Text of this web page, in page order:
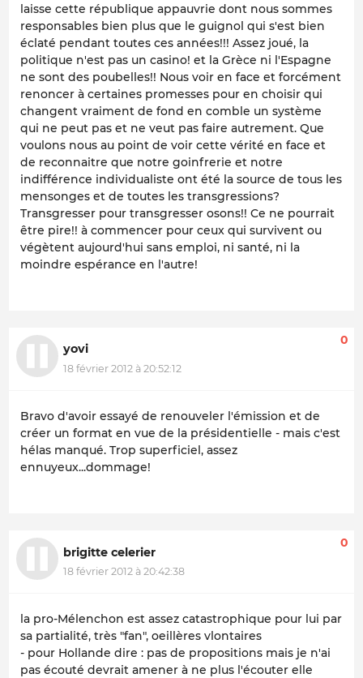
laisse cette république appauvrie dont nous sommes
responsables bien plus que le guignol qui s'est bien
éclaté pendant toutes ces années!!! Assez joué, la
politique n'est pas un casino! et la Grèce ni l'Espagne
ne sont des poubelles!! Nous voir en face et forcément
renoncer à certaines promesses pour en choisir qui
changent vraiment de fond en comble un système
qui ne peut pas et ne veut pas faire autrement. Que
voulons nous au point de voir cette vérité en face et
de reconnaitre que notre goinfrerie et notre
indifférence individualiste ont été la source de tous les
mensonges et de toutes les transgressions?
Transgresser pour transgresser osons!! Ce ne pourrait
être pire!! à commencer pour ceux qui survivent ou
végètent aujourd'hui sans emploi, ni santé, ni la
moindre espérance en l'autre!
yovi
18 février 2012 à 20:52:12
0
Bravo d'avoir essayé de renouveler l'émission et de
créer un format en vue de la présidentielle - mais c'est
hélas manqué. Trop superficiel, assez
ennuyeux...dommage!
brigitte celerier
18 février 2012 à 20:42:38
0
la pro-Mélenchon est assez catastrophique pour lui par
sa partialité, très "fan", oeillères vlontaires
- pour Hollande dire : pas de propositions mais je n'ai
pas écouté devrait amener à ne plus l'écouter elle